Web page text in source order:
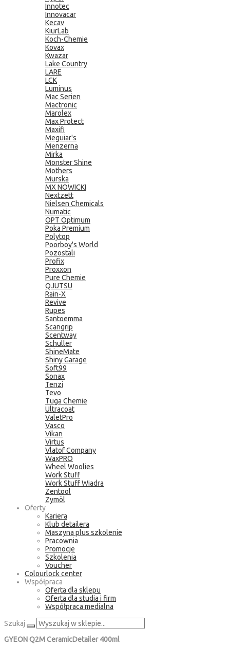
Innotec
Innovacar
Kecav
KiurLab
Koch-Chemie
Kovax
Kwazar
Lake Country
LARE
LCK
Luminus
Mac Serien
Mactronic
Marolex
Max Protect
Maxifi
Meguiar's
Menzerna
Mirka
Monster Shine
Mothers
Murska
MX NOWICKI
Nextzett
Nielsen Chemicals
Numatic
OPT Optimum
Poka Premium
Polytop
Poorboy's World
Pozostali
Profix
Proxxon
Pure Chemie
QJUTSU
Rain-X
Revive
Rupes
Santoemma
Scangrip
Scentway
Schuller
ShineMate
Shiny Garage
Soft99
Sonax
Tenzi
Tevo
Tuga Chemie
Ultracoat
ValetPro
Vasco
Vikan
Virtus
Vlatof Company
WaxPRO
Wheel Woolies
Work Stuff
Work Stuff Wiadra
Zentool
Zymöl
Oferty
Kariera
Klub detailera
Maszyna plus szkolenie
Pracownia
Promocje
Szkolenia
Voucher
Colourlock center
Współpraca
Oferta dla sklepu
Oferta dla studia i firm
Współpraca medialna
Szukaj
GYEON Q2M CeramicDetailer 400ml